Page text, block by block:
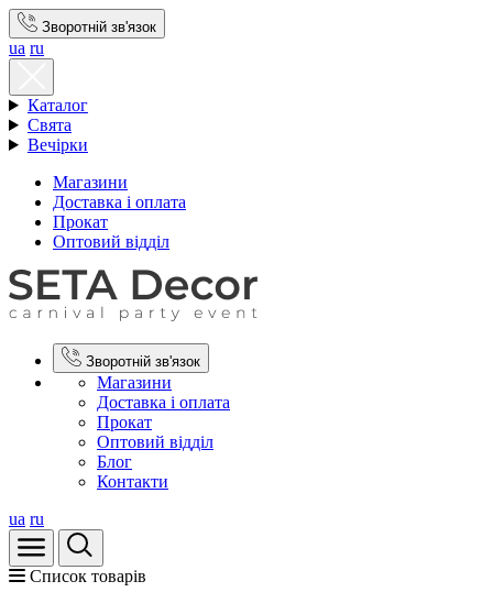
Зворотній зв'язок
ua ru
Каталог
Свята
Вечірки
Магазини
Доставка і оплата
Прокат
Оптовий відділ
Зворотній зв'язок
Магазини
Доставка і оплата
Прокат
Оптовий відділ
Блог
Контакти
ua ru
Список товарів